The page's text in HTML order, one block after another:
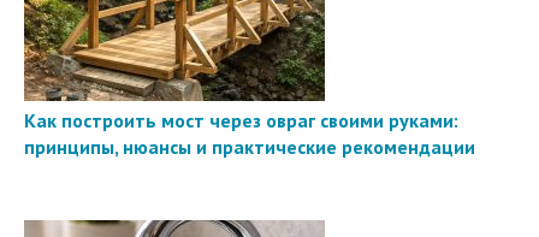
Как построить мост через овраг своими руками:
принципы, нюансы и практические рекомендации